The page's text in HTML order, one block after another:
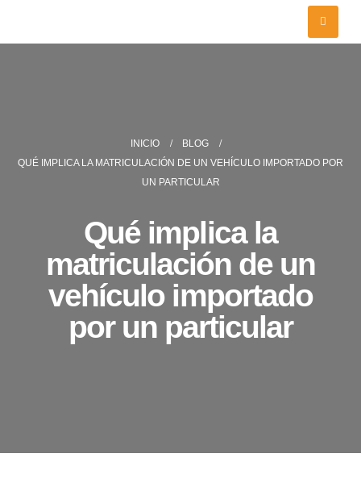
INICIO
BLOG
QUÉ IMPLICA LA MATRICULACIÓN DE UN VEHÍCULO IMPORTADO POR
UN PARTICULAR
Qué implica la
matriculación de un
vehículo importado
por un particular